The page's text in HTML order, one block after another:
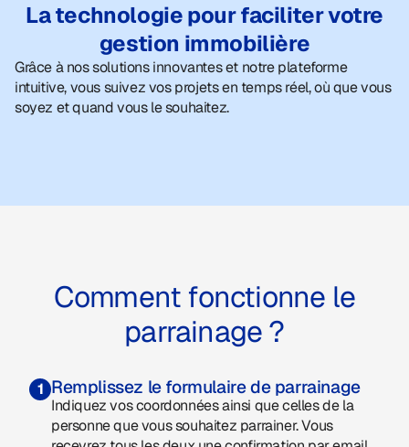
La technologie pour faciliter votre
gestion immobilière
Grâce à nos solutions innovantes et notre plateforme
intuitive, vous suivez vos projets en temps réel, où que vous
soyez et quand vous le souhaitez.
Comment fonctionne le
parrainage ?
1 Remplissez le formulaire de parrainage
Indiquez vos coordonnées ainsi que celles de la
personne que vous souhaitez parrainer. Vous